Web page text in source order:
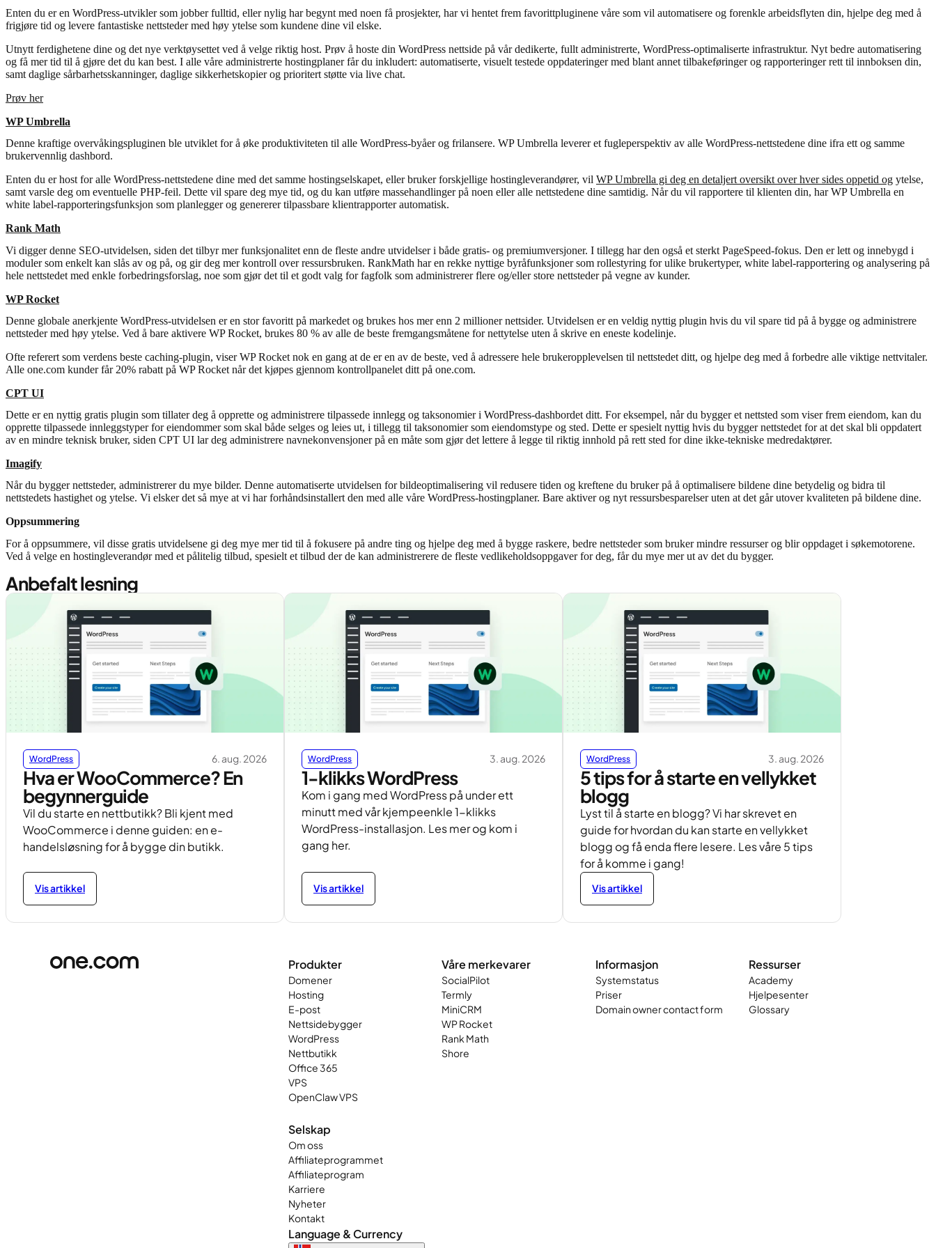
Enten du er en WordPress-utvikler som jobber fulltid, eller nylig har begynt med noen få prosjekter, har vi hentet frem favorittpluginene våre som vil automatisere og forenkle arbeidsflyten din, hjelpe deg med å
frigjøre tid og levere fantastiske nettsteder med høy ytelse som kundene dine vil elske.
Utnytt ferdighetene dine og det nye verktøysettet ved å velge riktig host. Prøv å hoste din WordPress nettside på vår dedikerte, fullt administrerte, WordPress-optimaliserte infrastruktur. Nyt bedre automatisering
og få mer tid til å gjøre det du kan best. I alle våre administrerte hostingplaner får du inkludert: automatiserte, visuelt testede oppdateringer med blant annet tilbakeføringer og rapporteringer rett til innboksen din,
samt daglige sårbarhetsskanninger, daglige sikkerhetskopier og prioritert støtte via live chat.
Prøv her
WP Umbrella
Denne kraftige overvåkingspluginen ble utviklet for å øke produktiviteten til alle WordPress-byåer og frilansere. WP Umbrella leverer et fugleperspektiv av alle WordPress-nettstedene dine ifra ett og samme
brukervennlig dashbord.
Enten du er host for alle WordPress-nettstedene dine med det samme hostingselskapet, eller bruker forskjellige hostingleverandører, vil WP Umbrella gi deg en detaljert oversikt over hver sides oppetid og ytelse,
samt varsle deg om eventuelle PHP-feil. Dette vil spare deg mye tid, og du kan utføre massehandlinger på noen eller alle nettstedene dine samtidig. Når du vil rapportere til klienten din, har WP Umbrella en
white label-rapporteringsfunksjon som planlegger og genererer tilpassbare klientrapporter automatisk.
Rank Math
Vi digger denne SEO-utvidelsen, siden det tilbyr mer funksjonalitet enn de fleste andre utvidelser i både gratis- og premiumversjoner. I tillegg har den også et sterkt PageSpeed-fokus. Den er lett og innebygd i
moduler som enkelt kan slås av og på, og gir deg mer kontroll over ressursbruken. RankMath har en rekke nyttige byråfunksjoner som rollestyring for ulike brukertyper, white label-rapportering og analysering på
hele nettstedet med enkle forbedringsforslag, noe som gjør det til et godt valg for fagfolk som administrerer flere og/eller store nettsteder på vegne av kunder.
WP Rocket
Denne globale anerkjente WordPress-utvidelsen er en stor favoritt på markedet og brukes hos mer enn 2 millioner nettsider. Utvidelsen er en veldig nyttig plugin hvis du vil spare tid på å bygge og administrere
nettsteder med høy ytelse. Ved å bare aktivere WP Rocket, brukes 80 % av alle de beste fremgangsmåtene for nettytelse uten å skrive en eneste kodelinje.
Ofte referert som verdens beste caching-plugin, viser WP Rocket nok en gang at de er en av de beste, ved å adressere hele brukeropplevelsen til nettstedet ditt, og hjelpe deg med å forbedre alle viktige nettvitaler.
Alle one.com kunder får 20% rabatt på WP Rocket når det kjøpes gjennom kontrollpanelet ditt på one.com.
CPT UI
Dette er en nyttig gratis plugin som tillater deg å opprette og administrere tilpassede innlegg og taksonomier i WordPress-dashbordet ditt. For eksempel, når du bygger et nettsted som viser frem eiendom, kan du
opprette tilpassede innleggstyper for eiendommer som skal både selges og leies ut, i tillegg til taksonomier som eiendomstype og sted. Dette er spesielt nyttig hvis du bygger nettstedet for at det skal bli oppdatert
av en mindre teknisk bruker, siden CPT UI lar deg administrere navnekonvensjoner på en måte som gjør det lettere å legge til riktig innhold på rett sted for dine ikke-tekniske medredaktører.
Imagify
Når du bygger nettsteder, administrerer du mye bilder. Denne automatiserte utvidelsen for bildeoptimalisering vil redusere tiden og kreftene du bruker på å optimalisere bildene dine betydelig og bidra til
nettstedets hastighet og ytelse. Vi elsker det så mye at vi har forhåndsinstallert den med alle våre WordPress-hostingplaner. Bare aktiver og nyt ressursbesparelser uten at det går utover kvaliteten på bildene dine.
Oppsummering
For å oppsummere, vil disse gratis utvidelsene gi deg mye mer tid til å fokusere på andre ting og hjelpe deg med å bygge raskere, bedre nettsteder som bruker mindre ressurser og blir oppdaget i søkemotorene.
Ved å velge en hostingleverandør med et pålitelig tilbud, spesielt et tilbud der de kan administrerere de fleste vedlikeholdsoppgaver for deg, får du mye mer ut av det du bygger.
Anbefalt lesning
WordPress 6. aug. 2026
Hva er WooCommerce? En
begynnerguide
Vil du starte en nettbutikk? Bli kjent med
WooCommerce i denne guiden: en e-
handelsløsning for å bygge din butikk.
Vis artikkel
WordPress 3. aug. 2026
1-klikks WordPress
Kom i gang med WordPress på under ett
minutt med vår kjempeenkle 1-klikks
WordPress-installasjon. Les mer og kom i
gang her.
Vis artikkel
WordPress 3. aug. 2026
5 tips for å starte en vellykket
blogg
Lyst til å starte en blogg? Vi har skrevet en
guide for hvordan du kan starte en vellykket
blogg og få enda flere lesere. Les våre 5 tips
for å komme i gang!
Vis artikkel
Produkter
Domener
Hosting
E-post
Nettsidebygger
WordPress
Nettbutikk
Office 365
VPS
OpenClaw VPS
Våre merkevarer
SocialPilot
Termly
MiniCRM
WP Rocket
Rank Math
Shore
Informasjon
Systemstatus
Priser
Domain owner contact form
Ressurser
Academy
Hjelpesenter
Glossary
Selskap
Om oss
Affiliateprogrammet
Affiliateprogram
Karriere
Nyheter
Kontakt
Language & Currency